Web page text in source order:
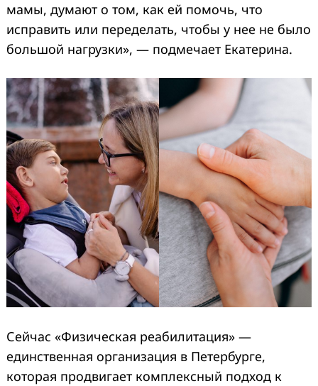
мамы, думают о том, как ей помочь, что
исправить или переделать, чтобы у нее не было
большой нагрузки», — подмечает Екатерина.
Сейчас «Физическая реабилитация» —
единственная организация в Петербурге,
которая продвигает комплексный подход к